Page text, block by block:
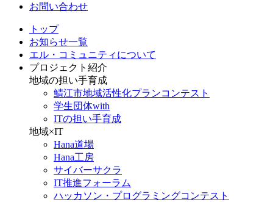
お問い合わせ
トップ
お知らせ一覧
エル・コミュニティについて
プロジェクト紹介
地域の担い手育成
鯖江市地域活性化プランコンテスト
学生団体with
ITの担い手育成
地域×IT
Hana道場
Hana工房
サイバーサクラ
IT推進フォーラム
ハッカソン・プログラミングコンテスト